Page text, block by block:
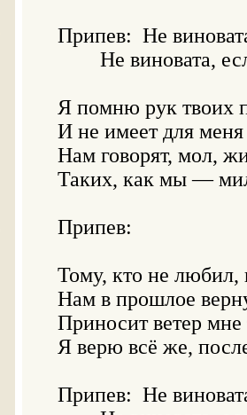
Припев:	Не виновата — ветром поёт весна. Не виновата, даже когда ушла.
Я помню рук твоих
И не имеет для меня
Нам говорят, мол,
Таких, как мы —
Припев:
Тому, кто не
Нам в прошлое
Приносит ветер
Я верю всё же,
Припев:	Не виновата — ветром поёт весна. Не виновата, даже когда ушла.